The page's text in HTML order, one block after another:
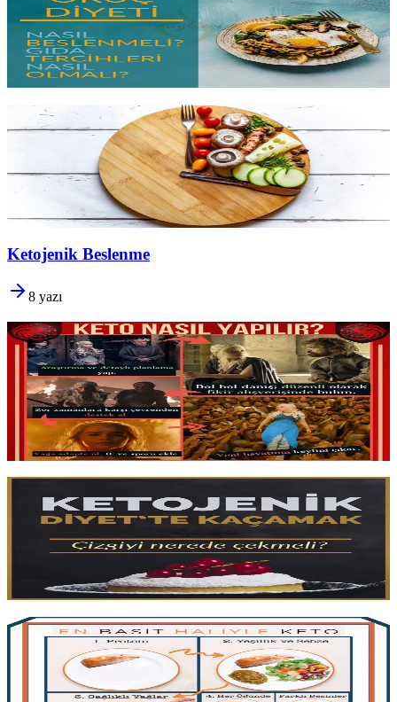
Oruç saatleri önemli, amayeme penceresinde ne yediğiniz asıl
farkı yaratır. Yeterli protein, sağlıklı yağ velif dengesininasıl
kurmalısınız? Düşük karbonhidratla nasıl birleştirilir?
Yazıyı oku 1 dk okuma
Aralıklı Oruç Nasıl Yapılır?
16/8, 20:4, 5:2 ve OMAD:her protokolün nasıl çalıştığı, kimin için
uygun olduğu ve ilk haftayı sağlıklı geçirmek için ne yenmesi
gerektiği. Bilimsel temellere dayalı başlangıç rehberi.
Yazıyı oku 6 dk okuma
Ketojenik Beslenme
8 yazı
Keto Nasıl Yapılır?
Keto'ya başlamadan öncesağlık öykünüzü değerlendirinve
araştırmanızı yapın. İlk hafta nasıl beslenmeli, adaptasyonu nasıl
kolaylaştırmalı ve süreci yalnızcakilo odaklı değil dengeli
yürütmek için rehber.
Yazıyı oku 2 dk okuma
Bir kaçamak ketozisten düşürür, ama bu felaket değil.Adaptasyon
sürecini daha hızlı tamamlamak,kaçamak sonrası toparlanmak
uzun vadeli sürdürülebilirliği korumak için pratik stratejiler.
Yazıyı oku 2 dk okuma
En Basit Haliyle Ketojenik Diyet
Keto karmaşık değil;tek kural ketoziste kalmak. Protein,
olmayan sebzeler
ve sağlıklı yağdan kurulu basit denklem.
Sürdürülebilirliğin nedenmakrolara ve ölçümlere görebile önde